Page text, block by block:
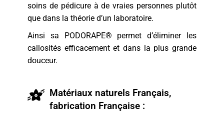
soins de pédicure à de vraies personnes plutôt
que dans la théorie d’un laboratoire.
Ainsi sa PODORAPE® permet d’éliminer les
callosités efficacement et dans la plus grande
douceur.
Matériaux naturels Français,
fabrication Française :